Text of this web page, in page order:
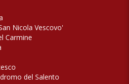
Nicola Vescovo'
Carmine
del Salento